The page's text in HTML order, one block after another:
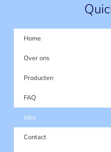
Home
Over ons
Producten
FAQ
Jobs
Contact